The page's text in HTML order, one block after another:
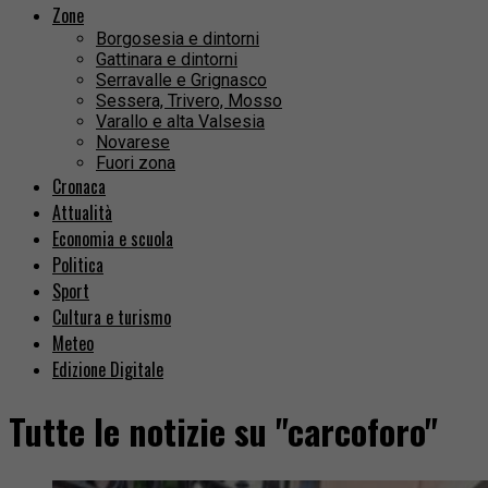
Zone
Borgosesia e dintorni
Gattinara e dintorni
Serravalle e Grignasco
Sessera, Trivero, Mosso
Varallo e alta Valsesia
Novarese
Fuori zona
Cronaca
Attualità
Economia e scuola
Politica
Sport
Cultura e turismo
Meteo
Edizione Digitale
Tutte le notizie su "carcoforo"